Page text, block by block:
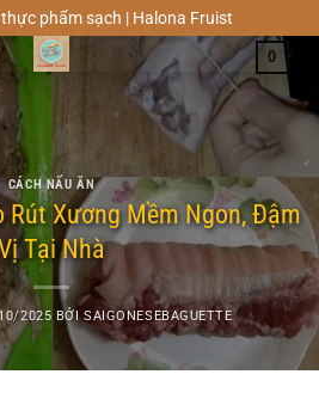
phẩm sạch | Halona Fruist
0
CÁCH NẤU ĂN
Rút Xương Mềm Ngon, Đậm
Tại Nhà
2025 BỞISAIGONESEBAGUETTE